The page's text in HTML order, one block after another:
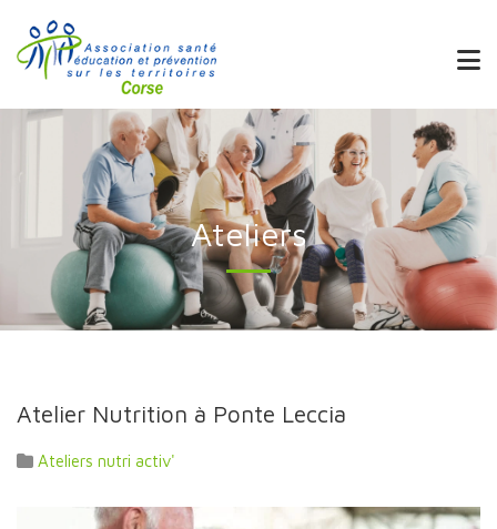
Ateliers
Atelier Nutrition à Ponte Leccia
Ateliers nutri activ'